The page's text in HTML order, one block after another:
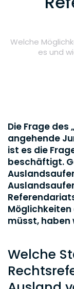
Welche
es und
Die Frage des
angehende
ist es die
beschäftigt.
müsst, haben
Welche